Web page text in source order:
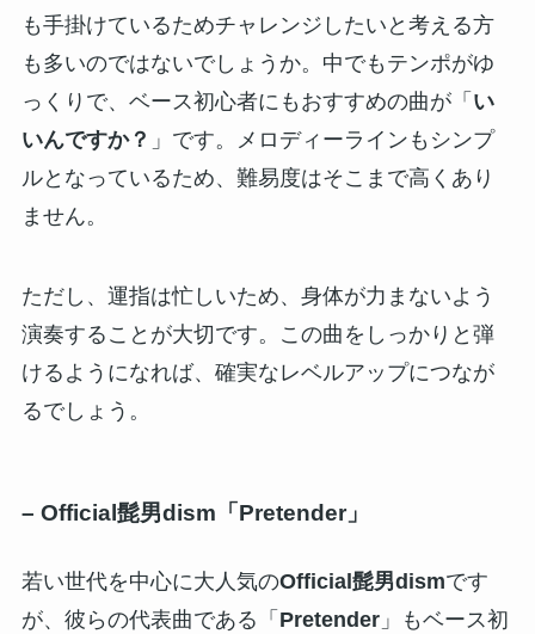
も手掛けているためチャレンジしたいと考える方
も多いのではないでしょうか。中でもテンポがゆ
っくりで、ベース初心者にもおすすめの曲が「 い
いんですか？ 」です。メロディーラインもシンプ
ルとなっているため、難易度はそこまで高くあり
ません。
ただし、運指は忙しいため、身体が力まないよう
演奏することが大切です。この曲をしっかりと弾
けるようになれば、確実なレベルアップにつなが
るでしょう。
– Official髭男dism「Pretender」
若い世代を中心に大人気のOfficial髭男dismです
が、彼らの代表曲である「 Pretender」もベース初